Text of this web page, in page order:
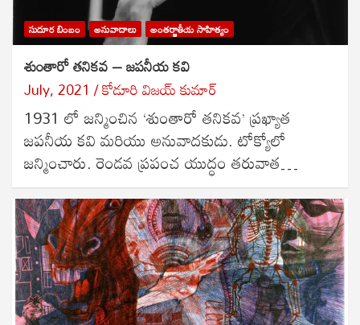
సుదూర బింబం అనువాదాలు అంతర్జాతీయ సాహిత్యం
శుంతారో తనికవ – జపనీయ కవి
July, 2021 కోడూరి విజయ్ కుమార్
1931 లో జన్మించిన ‘శుంతారో తనికవ’ ప్రఖ్యాత
జపనీయ కవి మరియు అనువాదకుడు. టోక్యోలో
జన్మించారు. రెండవ ప్రపంచ యుద్ధం తరువాత…